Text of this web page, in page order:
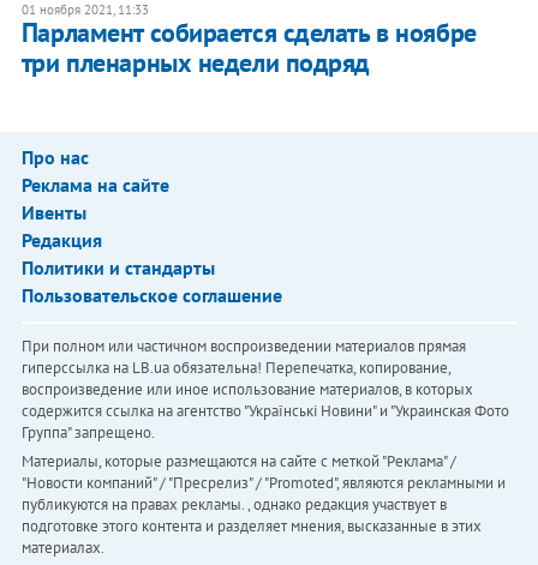
01 ноября 2021, 11:33
Парламент собирается сделать в ноябре
три пленарных недели подряд
Про нас
Реклама на сайте
Ивенты
Редакция
Политики и стандарты
Пользовательское соглашение
При полном или частичном воспроизведении материалов прямая
гиперссылка на LB.ua обязательна! Перепечатка, копирование,
воспроизведение или иное использование материалов, в которых
содержится ссылка на агентство "Українськi Новини" и "Украинская Фото
Группа" запрещено.
Материалы, которые размещаются на сайте с меткой "Реклама" /
"Новости компаний" / "Пресрелиз" / "Promoted", являются рекламными и
публикуются на правах рекламы. , однако редакция участвует в
подготовке этого контента и разделяет мнения, высказанные в этих
материалах.